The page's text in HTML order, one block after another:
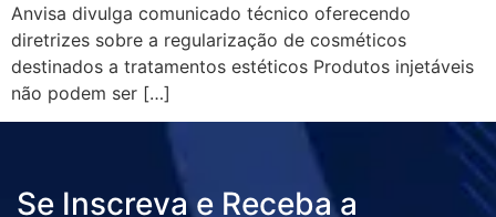
Anvisa divulga comunicado técnico oferecendo
diretrizes sobre a regularização de cosméticos
destinados a tratamentos estéticos Produtos injetáveis
não podem ser […]
Se Inscreva e Receba a